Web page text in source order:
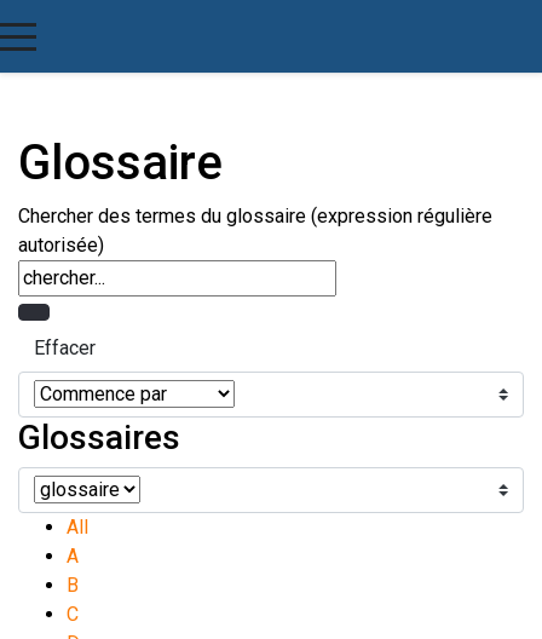
Glossaire
Chercher des termes du glossaire (expression régulière
autorisée)
Glossaires
All
A
B
C